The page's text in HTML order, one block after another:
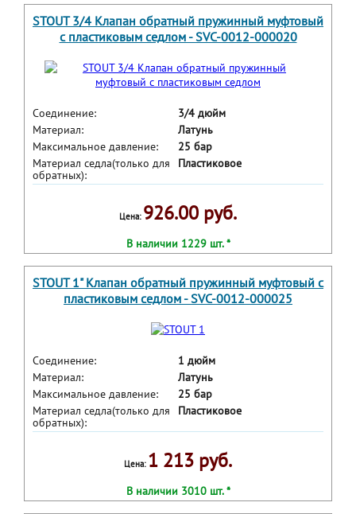
STOUT 3/4 Клапан обратный пружинный муфтовый
с пластиковым седлом - SVC-0012-000020
Соединение:
3/4 дюйм
Материал:
Латунь
Максимальное давление:
25 бар
Материал седла(только для
обратных):
Пластиковое
Цена: 926.00 руб.
В наличии 1229 шт. *
STOUT 1" Клапан обратный пружинный муфтовый с
пластиковым седлом - SVC-0012-000025
Соединение:
1 дюйм
Материал:
Латунь
Максимальное давление:
25 бар
Материал седла(только для
обратных):
Пластиковое
Цена: 1 213 руб.
В наличии 3010 шт. *